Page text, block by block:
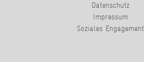
Datenschutz
Impressum
Soziales Engagement